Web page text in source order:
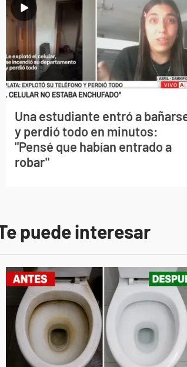
Una estudiante entró a
y perdió todo en minutos:
"Pensé que habían entrado a
robar"
puede interesar